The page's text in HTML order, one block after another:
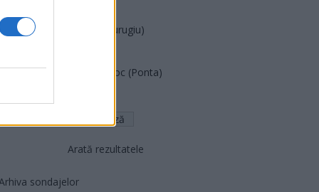
Partidul Patrioților (Surugiu)
România pe Primul Loc (Ponta)
Arată rezultatele
sondajelor